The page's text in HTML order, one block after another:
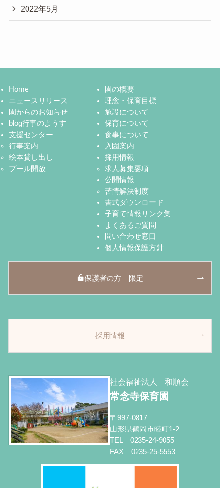
2022年5月
Home
ニュースリリース
園からのお知らせ
blog行事のようす
支援センター
行事案内
絵本貸し出し
プール開放
園の概要
理念・保育目標
施設について
保育について
食事について
入園案内
採用情報
求人募集要項
公開情報
苦情解決制度
書式ダウンロード
子育て情報リンク集
よくあるご質問
問い合わせ窓口
個人情報保護方針
保護者の方 限定
採用情報
社会福祉法人 和順会
常念寺保育園
〒997-0817
山形県鶴岡市睦町1-2
TEL 0235-24-9055
FAX 0235-25-5553